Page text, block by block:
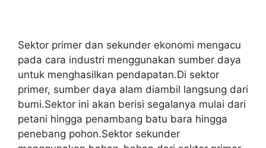
Sektor primer dan sekunder ekonomi mengacu
pada cara industri menggunakan sumber daya
untuk menghasilkan pendapatan.Di sektor
primer, sumber daya alam diambil langsung dari
bumi.Sektor ini akan berisi segalanya mulai dari
petani hingga penambang batu bara hingga
penebang pohon.Sektor sekunder